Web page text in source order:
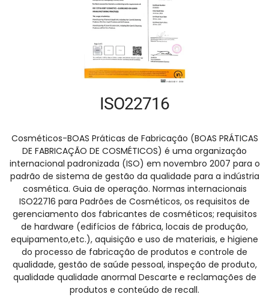
ISO22716
Cosméticos-BOAS Práticas de Fabricação (BOAS PRÁTICAS
DE FABRICAÇÃO DE COSMÉTICOS) é uma organização
internacional padronizada (ISO) em novembro 2007 para o
padrão de sistema de gestão da qualidade para a indústria
cosmética. Guia de operação. Normas internacionais
ISO22716 para Padrões de Cosméticos, os requisitos de
gerenciamento dos fabricantes de cosméticos; requisitos
de hardware (edifícios de fábrica, locais de produção,
equipamento,etc.), aquisição e uso de materiais, e higiene
do processo de fabricação de produtos e controle de
qualidade, gestão de saúde pessoal, inspeção de produto,
qualidade qualidade anormal Descarte e reclamações de
produtos e conteúdo de recall.